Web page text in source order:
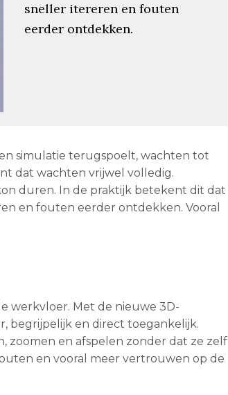
sneller itereren en fouten
eerder ontdekken.
simulatie terugspoelt, wachten tot
dat wachten vrijwel volledig.
duren. In de praktijk betekent dit dat
en fouten eerder ontdekken. Vooral
werkvloer. Met de nieuwe 3D-
begrijpelijk en direct toegankelijk.
zoomen en afspelen zonder dat ze zelf
en vooral meer vertrouwen op de